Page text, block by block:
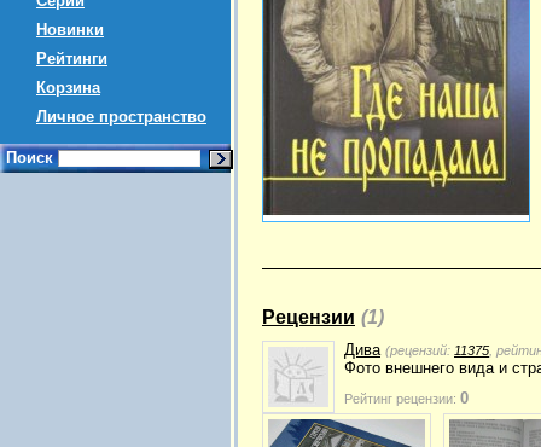
Новинки
Рейтинги
Корзина
Личное пространство
Поиск
Рецензии (1)
Дива (рецензий: 11375 ,
Фото внешнего вида и
Рейтинг рецензии: 0